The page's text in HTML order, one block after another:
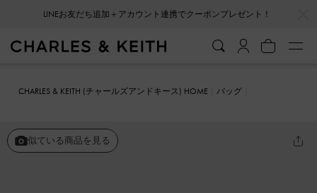
CHARLES & KEITH (チャールズアンドキース) HOME
バッグ
似ている商品を見る